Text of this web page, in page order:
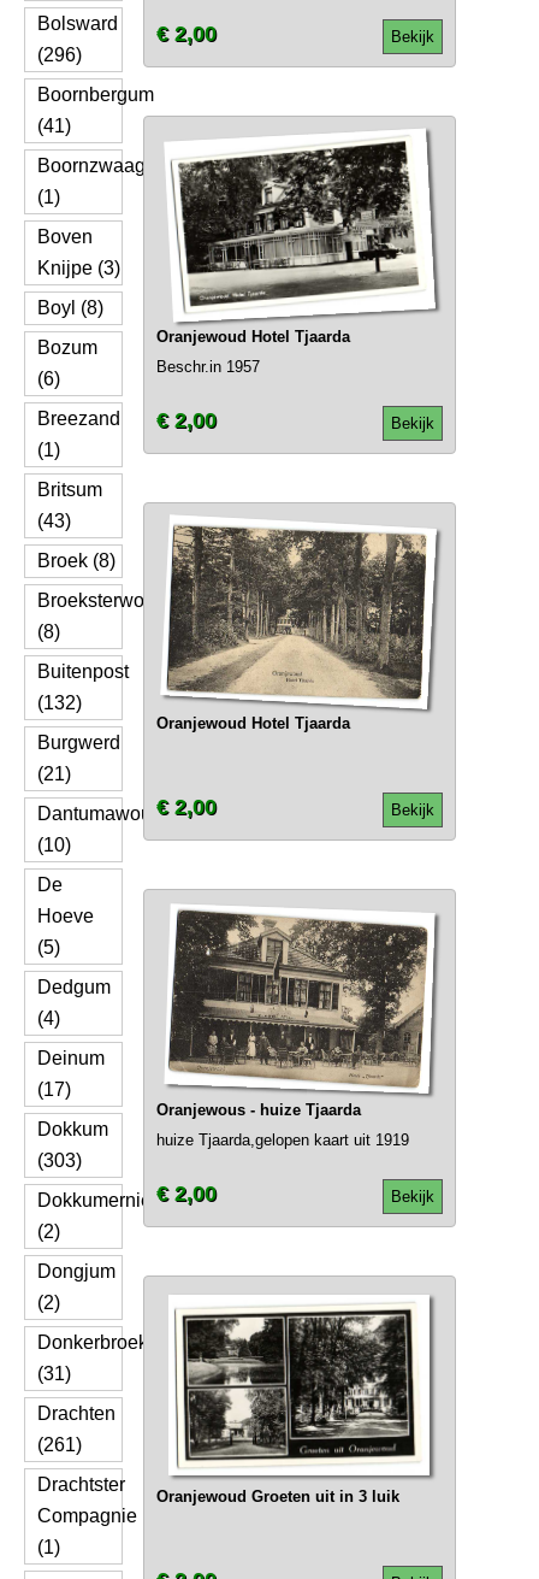
Bolsward
(296)
Boornbergum
(41)
Boornzwaag
(1)
Boven
Knijpe (3)
Boyl (8)
Bozum
(6)
Breezand
(1)
Britsum
(43)
Broek (8)
Broeksterwoude
(8)
Buitenpost
(132)
Burgwerd
(21)
Dantumawoude
(10)
De
Hoeve
(5)
Dedgum
(4)
Deinum
(17)
Dokkum
(303)
Dokkumernieuwezijlen
(2)
Dongjum
(2)
Donkerbroek
(31)
Drachten
(261)
Drachtster
Compagnie
(1)
Bekijk
€ 2,00
Oranjewoud Hotel Tjaarda
Beschr.in 1957
Bekijk
€ 2,00
Oranjewoud Hotel Tjaarda
Bekijk
€ 2,00
Oranjewous - huize Tjaarda
huize Tjaarda,gelopen kaart uit 1919
Bekijk
€ 2,00
Oranjewoud Groeten uit in 3 luik